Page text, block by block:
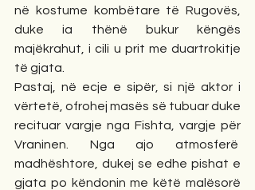
në kostume kombëtare të Rugovës,
duke ia thënë bukur këngës
majëkrahut, i cili u prit me duartrokitje
të gjata.
Pastaj, në ecje e sipër, si një aktor i
vërtetë, ofrohej masës së tubuar duke
recituar vargje nga Fishta, vargje për
Vraninen. Nga ajo atmosferë
madhështore, dukej se edhe pishat e
gjata po këndonin me këtë malësorë